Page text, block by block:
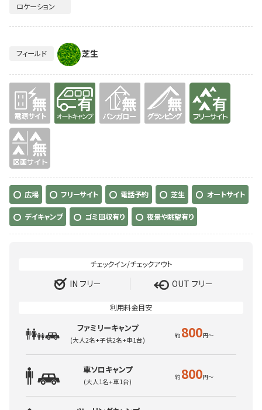
ロケーション
フィールド 芝生
無 有り 有り
無
広場 フリーサイト 電話予約 芝生 オートサイト
デイキャンプ ゴミ回収有り 夜景や眺望有り
IN フリ－ OUT フリ－
ファミリーキャンプ
(大人2名+子供2名+車1台) 800
車ソロキャンプ
(大人1名+車1台) 800